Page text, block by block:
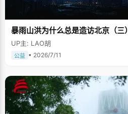
暴雨山洪为什么总是造访北京（三）
UP主: LAO胡
公益 • 2026/7/11